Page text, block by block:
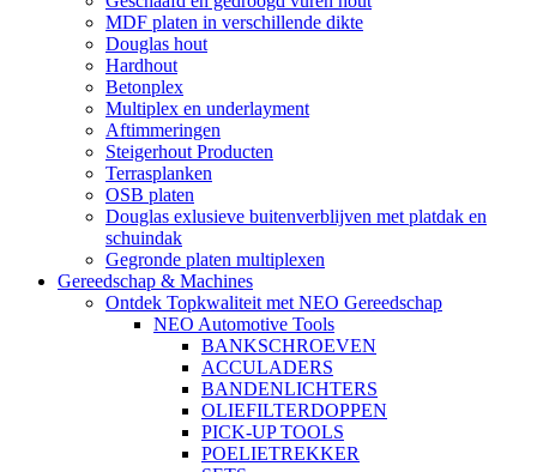
MDF platen in verschillende dikte
Douglas hout
Hardhout
Betonplex
Multiplex en underlayment
Aftimmeringen
Steigerhout Producten
Terrasplanken
OSB platen
Douglas exlusieve buitenverblijven met platdak en
schuindak
Gegronde platen multiplexen
Gereedschap & Machines
Ontdek Topkwaliteit met NEO Gereedschap
NEO Automotive Tools
BANKSCHROEVEN
ACCULADERS
BANDENLICHTERS
OLIEFILTERDOPPEN
PICK-UP TOOLS
POELIETREKKER